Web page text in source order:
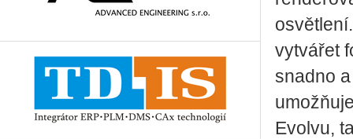
vytvářet
snadno
Evolvu,